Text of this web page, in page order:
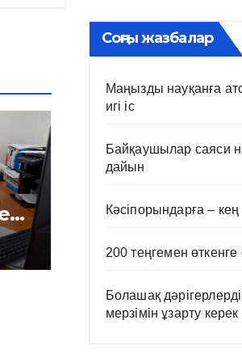
Соңғы жазбалар
Маңызды науқанға
игі іс
Байқаушылар саяси
дайын
Кәсіпорындарға –
200 теңгемен өткенге
Болашақ
мерзімін ұзарту